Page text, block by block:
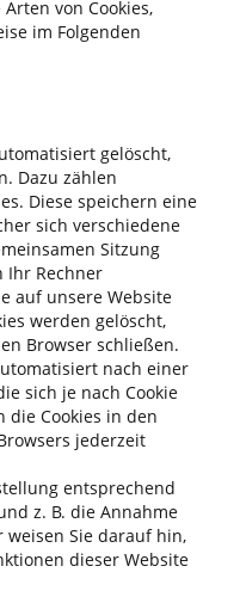
von Cookies,
im Folgenden
gelöscht,
Dazu zählen
Diese speichern eine
sich verschiedene
Sitzung
Ihr Rechner
auf unsere Website
werden gelöscht,
Browser schließen.
nach einer
sich je nach Cookie
die Cookies in den
jederzeit
entsprechend
z. B. die Annahme
weisen Sie darauf hin,
dieser Website